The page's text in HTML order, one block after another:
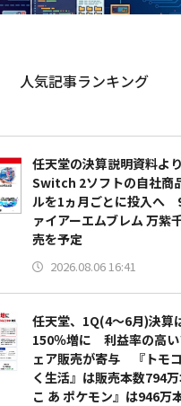
人気記事ランキング
任天堂の決算説明資料よ
Switch 2ソフトの自社商
ルを1ヵ月ごとに投入へ
ァイアーエムブレム 万紫
売を予定
2026.08.06 16:41
任天堂、1Q(4～6月)決算
150％増に 利益率の高い
ェア販売が寄与 『トモ
く生活』は販売本数794
こ あ ポケモン』は946万